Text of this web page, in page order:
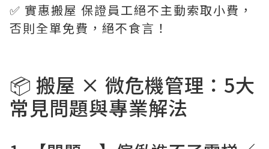
✅ 實惠搬屋 保證員工絕不主動索取小費，
否則全單免費，絕不食言！
📦 搬屋 × 微危機管理：5大
常見問題與專業解法